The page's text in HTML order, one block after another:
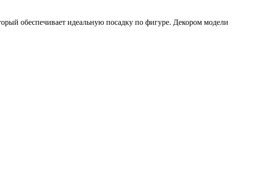
обеспечивает идеальную посадку по фигуре. Декором модели